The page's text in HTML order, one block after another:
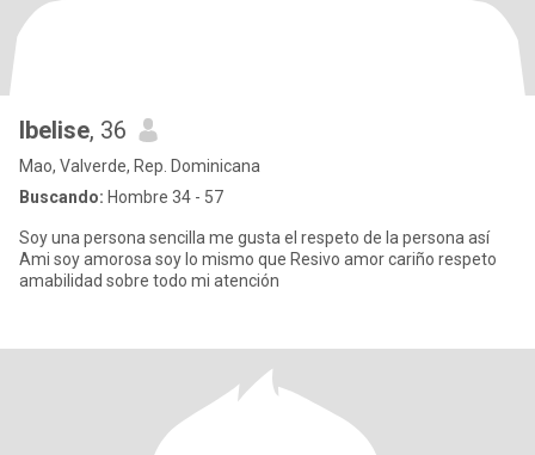
Ibelise, 36
Mao, Valverde, Rep. Dominicana
Buscando: Hombre 34 - 57
Soy una persona sencilla me gusta el respeto de la persona así
Ami soy amorosa soy lo mismo que Resivo amor cariño respeto
amabilidad sobre todo mi atención